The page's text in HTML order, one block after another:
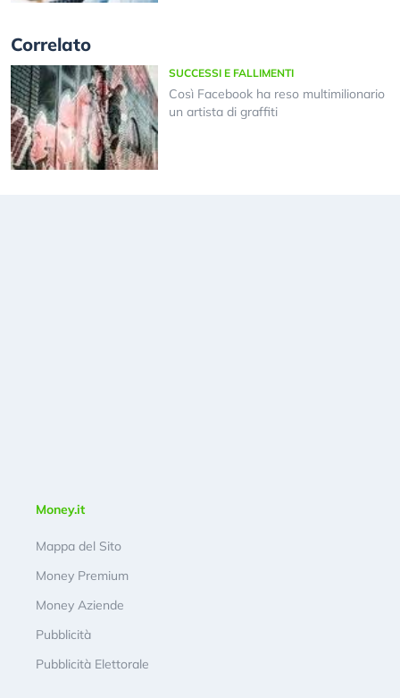
Correlato
SUCCESSI E FALLIMENTI
Così Facebook ha reso multimilionario
un artista di graffiti
Money.it
Mappa del Sito
Money Premium
Money Aziende
Pubblicità
Pubblicità Elettorale